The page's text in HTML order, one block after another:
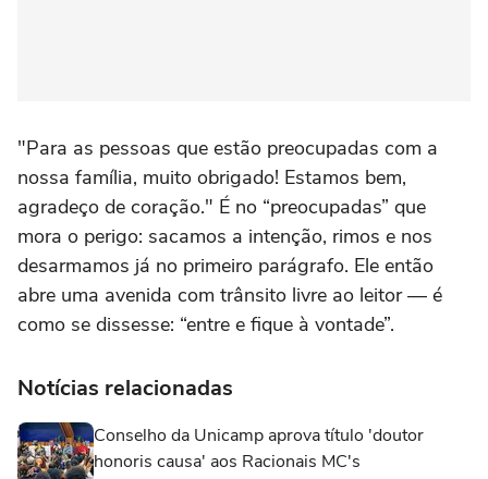
"Para as pessoas que estão preocupadas com a
nossa família, muito obrigado! Estamos bem,
agradeço de coração." É no “preocupadas” que
mora o perigo: sacamos a intenção, rimos e nos
desarmamos já no primeiro parágrafo. Ele então
abre uma avenida com trânsito livre ao leitor — é
como se dissesse: “entre e fique à vontade”.
Notícias relacionadas
Conselho da Unicamp aprova título 'doutor
honoris causa' aos Racionais MC's